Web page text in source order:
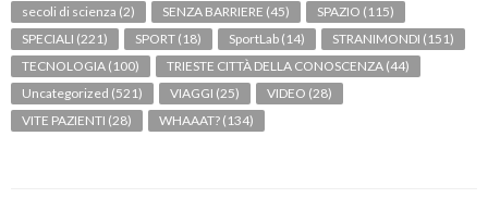
secoli di scienza (2) SENZA BARRIERE (45) SPAZIO (115)
SPECIALI (221) SPORT (18) SportLab (14) STRANIMONDI (151)
TECNOLOGIA (100) TRIESTE CITTÀ DELLA CONOSCENZA (44)
Uncategorized (521) VIAGGI (25) VIDEO (28)
VITE PAZIENTI (28) WHAAAT? (134)